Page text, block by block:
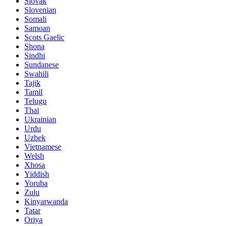
Slovenian
Somali
Samoan
Scots Gaelic
Shona
Sindhi
Sundanese
Swahili
Tajik
Tamil
Telugu
Thai
Ukrainian
Urdu
Uzbek
Vietnamese
Welsh
Xhosa
Yiddish
Yoruba
Zulu
Kinyarwanda
Tatar
Oriya